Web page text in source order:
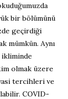
bir bölümünü
geçirdiği
mümkün. Aynı
ikliminde
olmak üzere
tercihleri ve
COVID-